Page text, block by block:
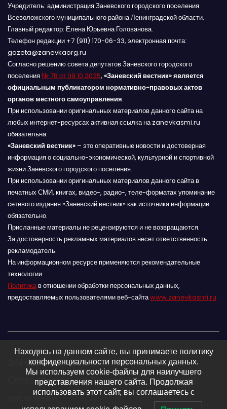
Учредитель: администрация Заневского городского поселения
Всеволожского муниципального района Ленинградской области.
Главный редактор: Елена Юрьевна Голованова.
Телефон редакции +7 (911) 170-06-33, электронная почта:
gazeta@zanevkaorg.ru
Согласно решению совета депутатов Заневского городского
поселения № 78 от 09.10.2025, «Заневский вестник» является
официальным публикатором нормативно-правовых актов
органов местного самоуправления.
При использовании оригинальных материалов данного сайта на
любых интернет-ресурсах активная ссылка на zanevkasmi.ru
обязательна.
«Заневский вестник» – это оперативные новости и достоверная
информация о социально-экономической, культурной и спортивной
жизни Заневского городского поселения.
При использовании оригинальных материалов данного сайта в
печатных СМИ, книгах, видео-, радио-, теле-форматах упоминание
сетевого издания «Заневский вестник» как источника информации
обязательно.
Присланные материалы не рецензируются и не возвращаются.
За достоверность рекламных материалов несет ответственность
рекламодатель.
На информационном ресурсе применяются рекомендательные
технологии.
Политикав отношении обработки персональных данных,
предоставляемых пользователями веб-сайтаwww.zanevkasmi.ru
ЗАНЕВСКИЙ ВЕСТНИК 16+
Сетевое издание Заневского городского
поселения
Находясь на данном сайте, вы принимаете политику
конфиденциальности персональных данных.
Мы используем cookie-файлы для наилучшего
представления нашего сайта. Продолжая
использовать этот сайт, вы соглашаетесь с